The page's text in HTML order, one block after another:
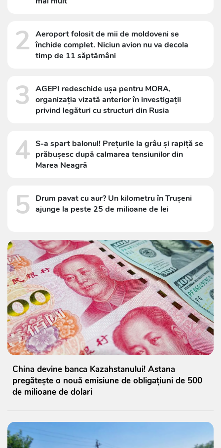
2 Aeroport folosit de mii de moldoveni se
închide complet. Niciun avion nu va decola
timp de 11 săptămâni
3
AGEPI redeschide ușa pentru MORA,
organizația vizată anterior în investigații
privind legături cu structuri din Rusia
4 S-a spart balonul! Prețurile la grâu și rapiță se
prăbușesc după calmarea tensiunilor din
Marea Neagră
5 Drum pavat cu aur? Un kilometru în Trușeni
ajunge la peste 25 de milioane de lei
China devine banca Kazahstanului! Astana
pregătește o nouă emisiune de obligațiuni de 500
de milioane de dolari